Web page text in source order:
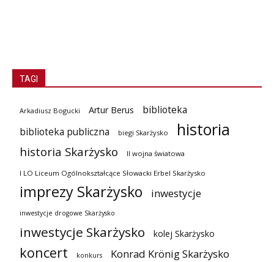
TAGI
Arkadiusz Bogucki Artur Berus
biblioteka
biblioteka publiczna
biegi Skarżysko historia
historia Skarżysko II wojna światowa
I LO Liceum Ogólnokształcące Słowacki Erbel Skarżysko
imprezy Skarżysko inwestycje
inwestycje drogowe Skarżysko
inwestycje Skarżysko kolej Skarżysko
koncert konkurs Konrad Krönig Skarżysko